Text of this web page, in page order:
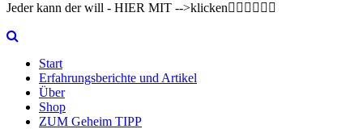
Jeder kann der will - HIER MIT -->klicken👇🏽👇🏽👇🏽
Start
Erfahrungsberichte und Artikel
Über
Shop
ZUM Geheim TIPP